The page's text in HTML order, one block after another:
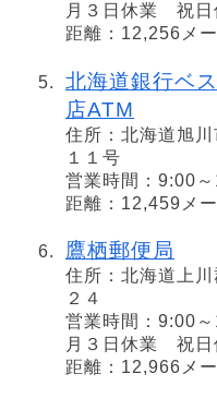
月３日休業 祝日
距離：12,256メ
北海道銀行ベ
店ATM
住所：北海道旭
１１号
営業時間：9:00
距離：12,459メ
鷹栖郵便局
住所：北海道上
２４
営業時間：9:00
月３日休業 祝日
距離：12,966メ